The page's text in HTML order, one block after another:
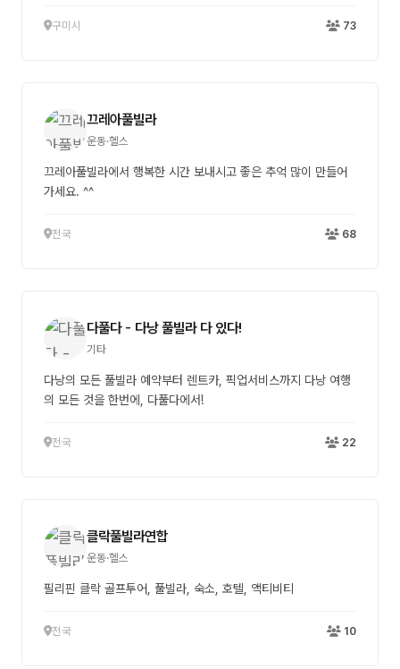
구미시 73
끄레아풀빌라
운동·헬스
끄레아풀빌라에서 행복한 시간 보내시고 좋은 추억 많이 만들어
가세요. ^^
전국 68
다풀다 - 다낭 풀빌라 다 있다!
기타
다낭의 모든 풀빌라 예약부터 렌트카, 픽업서비스까지 다낭 여행
의 모든 것을 한번에, 다풀다에서!
전국 22
클락풀빌라연합
운동·헬스
필리핀 클락 골프투어, 풀빌라, 숙소, 호텔, 액티비티
전국 10